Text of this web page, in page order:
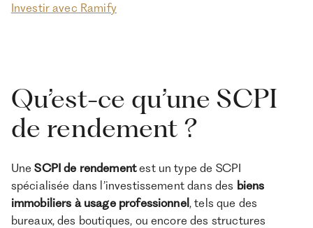
Investir avec Ramify
Qu’est-ce qu’une SCPI
de rendement ?
UneSCPI de rendementest un type de SCPI
spécialisée dans l’investissement dans des biens
immobiliers à usage professionnel, tels que des
bureaux, des boutiques, ou encore des structures